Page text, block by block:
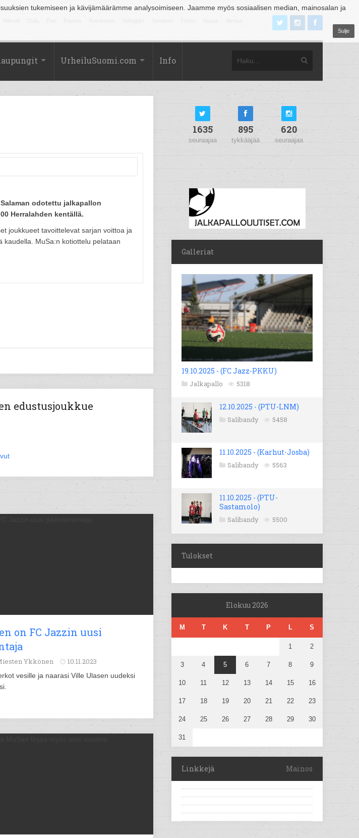
tukemiseen ja kävijämäärämme analysoimiseen. Jaamme myös sosiaalisen median, mainosalan ja
Sulje
UrheiluSuomi.com Info
odotettu jalkapallon
Herralahden kentällä.
joukkueet tavoittelevat sarjan voittoa ja
kaudella. MuSa:n kotiottelu pelataan
edustusjoukkue
on FC Jazzin uusi
Ykkönen 10.11.2023
vesille ja naarasi Ville Ulasen uudeksi
1635
seuraajaa
895
tykkääjää
620
seuraajaa
Galleriat
19.10.2025 - (FC Jazz-PKKU)
Jalkapallo 5318
12.10.2025 - (PTU-LNM)
Salibandy 5458
11.10.2025 - (Karhut-Josba)
Salibandy 5563
11.10.2025 - (PTU-
Sastamolo)
Salibandy 5500
Tulokset
Elokuu 2026
M T K T P L S
1 2
3 4 5 6 7 8 9
10 11 12 13 14 15 16
17 18 19 20 21 22 23
24 25 26 27 28 29 30
31
Linkkejä Mainos